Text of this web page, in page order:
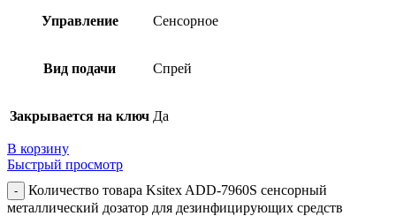
Управление Сенсорное
Вид подачи Спрей
Закрывается на ключ Да
В корзину
Быстрый просмотр
Количество товара Ksitex ADD-7960S сенсорный
металлический дозатор для дезинфицирующих средств